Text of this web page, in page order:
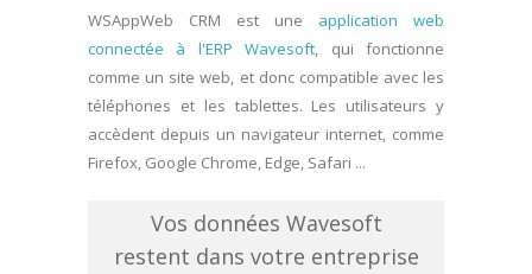
WSAppWeb CRM est une application web
connectée à l'ERP Wavesoft, qui fonctionne
comme un site web, et donc compatible avec les
téléphones et les tablettes. Les utilisateurs y
accèdent depuis un navigateur internet, comme
Firefox, Google Chrome, Edge, Safari ...
Vos données Wavesoft
restent dans votre entreprise